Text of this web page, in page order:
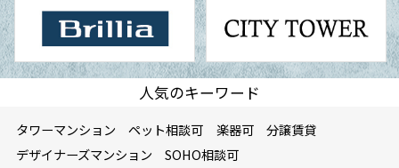
人気のキーワード
タワーマンション ペット相談可 楽器可
分譲賃貸
デザイナーズマンション
SOHO相談可